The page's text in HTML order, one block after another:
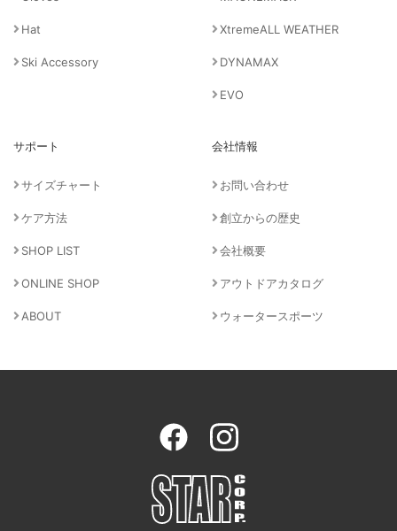
Hat
Ski Accessory
XtremeALL WEATHER
DYNAMAX
EVO
サポート
サイズチャート
ケア方法
SHOP LIST
ONLINE SHOP
ABOUT
会社情報
お問い合わせ
創立からの歴史
会社概要
アウトドアカタログ
ウォータースポーツ